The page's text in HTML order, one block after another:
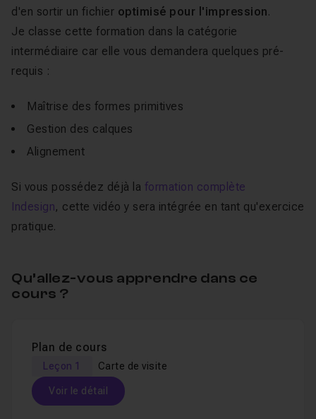
d'en sortir un fichier optimisé pour l'impression.
Je classe cette formation dans la catégorie
intermédiaire car elle vous demandera quelques pré-
requis :
Maîtrise des formes primitives
Gestion des calques
Alignement
Si vous possédez déjà la formation complète
Indesign, cette vidéo y sera intégrée en tant qu'exercice
pratique.
Qu’allez-vous apprendre dans ce
cours ?
Plan de cours
Leçon 1 Carte de visite
Voir le détail